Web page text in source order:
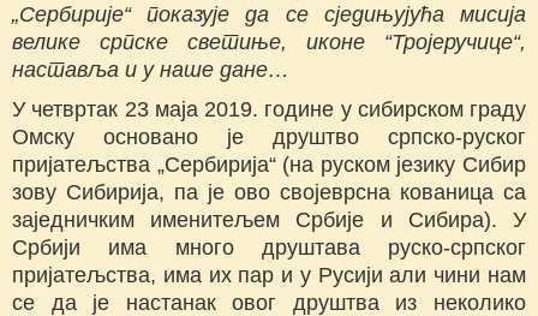
„Сербирије“ показује да се сједињујућа мисија
велике српске светиње, иконе “Тројеручице“,
наставља и у наше дане…
У четвртак 23 маја 2019. године у сибирском граду
Омску основано је друштво српско-руског
пријатељства „Сербирија“ (на руском језику Сибир
зову Сибирија, па је ово својеврсна кованица са
заједничким именитељем Србије и Сибира). У
Србији има много друштава руско-српског
пријатељства, има их пар и у Русији али чини нам
се да је настанак овог друштва из неколико